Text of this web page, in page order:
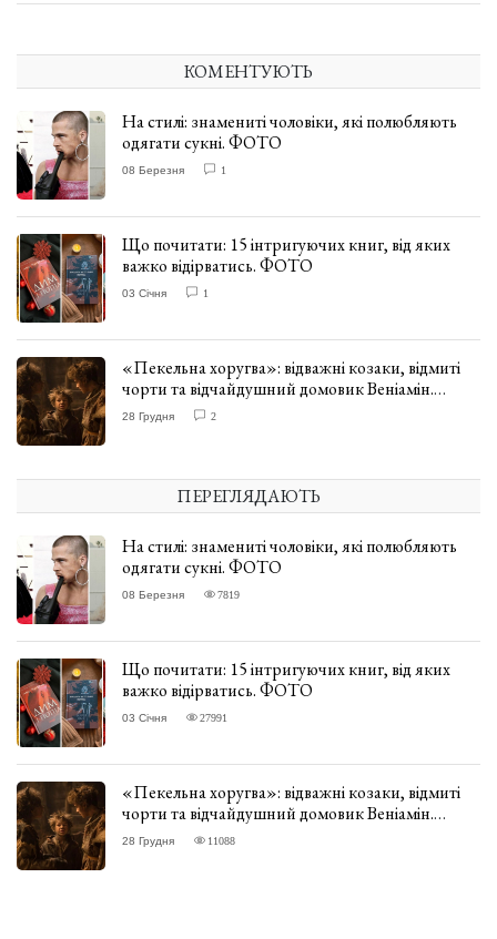
КОМЕНТУЮТЬ
На стилі: знамениті чоловіки, які полюбляють
одягати сукні. ФОТО
08 Березня 1
Що почитати: 15 інтригуючих книг, від яких
важко відірватись. ФОТО
03 Січня 1
«Пекельна хоругва»: відважні козаки, відмиті
чорти та відчайдушний домовик Веніамін.
ВІДГУК
28 Грудня 2
ПЕРЕГЛЯДАЮТЬ
На стилі: знамениті чоловіки, які полюбляють
одягати сукні. ФОТО
08 Березня 7819
Що почитати: 15 інтригуючих книг, від яких
важко відірватись. ФОТО
03 Січня 27991
«Пекельна хоругва»: відважні козаки, відмиті
чорти та відчайдушний домовик Веніамін.
ВІДГУК
28 Грудня 11088